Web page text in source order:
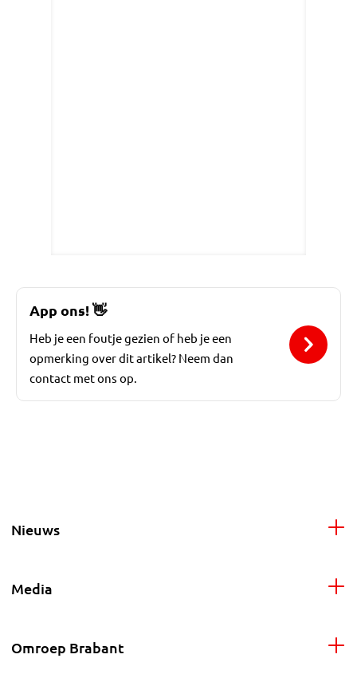
App ons!👋
Heb je een foutje gezien of heb je een
opmerking over dit artikel? Neem dan
contact met ons op.
Nieuws
Media
Omroep Brabant